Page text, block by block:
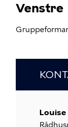
Venstre
Louise